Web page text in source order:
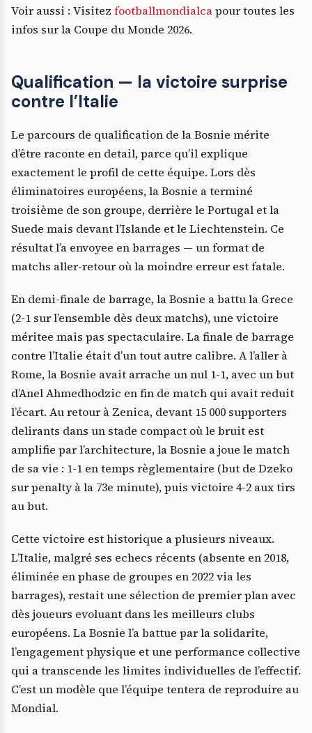
Voir aussi : Visitez footballmondialcapour toutes les
infos sur la Coupe du Monde 2026.
Qualification — la victoire surprise
contre l’Italie
Le parcours de qualification de la Bosnie mérite
d’être raconte en detail, parce qu’il explique
exactement le profil de cette équipe. Lors dès
éliminatoires européens, la Bosnie a terminé
troisième de son groupe, derrière le Portugal et la
Suede mais devant l’Islande et le Liechtenstein. Ce
résultat l’a envoyee en barrages — un format de
matchs aller-retour où la moindre erreur est fatale.
En demi-finale de barrage, la Bosnie a battu la Grece
(2-1 sur l’ensemble dès deux matchs), une victoire
méritee mais pas spectaculaire. La finale de barrage
contre l’Italie était d’un tout autre calibre. A l’aller à
Rome, la Bosnie avait arrache un nul 1-1, avec un but
d’Anel Ahmedhodzic en fin de match qui avait reduit
l’écart. Au retour à Zenica, devant 15 000 supporters
delirants dans un stade compact où le bruit est
amplifie par l’architecture, la Bosnie a joue le match
de sa vie : 1-1 en temps règlementaire (but de Dzeko
sur penalty à la 73e minute), puis victoire 4-2 aux tirs
au but.
Cette victoire est historique a plusieurs niveaux.
L’Italie, malgré ses echecs récents (absente en 2018,
éliminée en phase de groupes en 2022 via les
barrages), restait une sélection de premier plan avec
dès joueurs evoluant dans les meilleurs clubs
européens. La Bosnie l’a battue par la solidarite,
l’engagement physique et une performance collective
qui a transcende les limites individuelles de l’effectif.
C’est un modèle que l’équipe tentera de reproduire au
Mondial.